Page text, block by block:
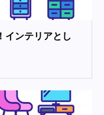
インテリアとし